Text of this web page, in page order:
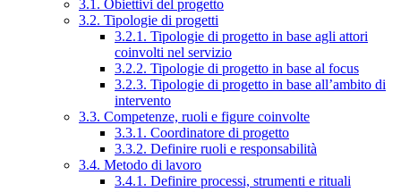
3.1. Obiettivi del progetto
3.2. Tipologie di progetti
3.2.1. Tipologie di progetto in base agli attori
coinvolti nel servizio
3.2.2. Tipologie di progetto in base al focus
3.2.3. Tipologie di progetto in base all’ambito di
intervento
3.3. Competenze, ruoli e figure coinvolte
3.3.1. Coordinatore di progetto
3.3.2. Definire ruoli e responsabilità
3.4. Metodo di lavoro
3.4.1. Definire processi, strumenti e rituali